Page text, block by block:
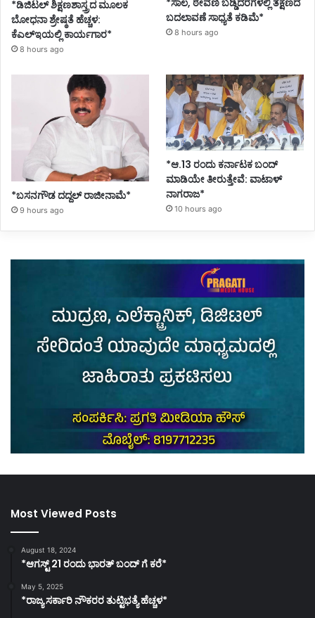
*ಡಿಜಿಟಲ್ ಶಿಕ್ಷಣಶಾಸ್ತ್ರದ ಮೂಲಕ
ಬೋಧನಾ ಶ್ರೇಷ್ಠತೆ ಹೆಚ್ಚಳ:
ಕೆಎಲ್ಇಯಲ್ಲಿ ಕಾರ್ಯಗಾರ*
8 hours ago
ಬದಲಾವಣೆ ಸಾಧ್ಯತೆ ಕಡಿಮೆ*
8 hours ago
*ಬಸನಗೌಡ ದದ್ದಲ್‌ ರಾಜೀನಾಮೆ*
9 hours ago
*ಆ.13 ರಂದು ಕರ್ನಾಟಕ ಬಂದ್
ಮಾಡಿಯೇ ತೀರುತ್ತೇವೆ: ವಾಟಾಳ್
ನಾಗರಾಜ*
10 hours ago
Most Viewed Posts
August 18, 2024
*ಆಗಸ್ಟ್ 21 ರಂದು ಭಾರತ್‌ ಬಂದ್‌ ಗೆ ಕರೆ*
May 5, 2025
*ರಾಜ್ಯ ಸರ್ಕಾರಿ ನೌಕರರ ತುಟ್ಟಿಭತ್ಯೆ ಹೆಚ್ಚಳ*